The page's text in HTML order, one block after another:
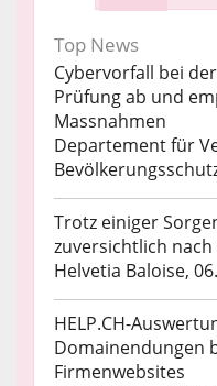
Top News
Cybervorfall bei der
Prüfung ab und
Massnahmen
Departement für
Trotz einiger
zuversichtlich
Helvetia Baloise,
HELP.CH-
Domainendungen
Firmenwebsites